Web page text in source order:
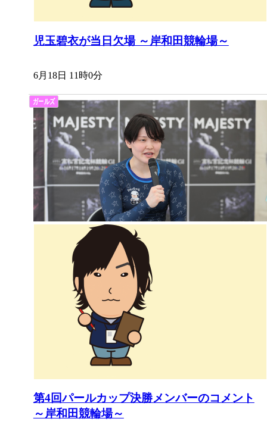
児玉碧衣が当日欠場 ～岸和田競輪場～
6月18日 11時0分
第4回パールカップ決勝メンバーのコメント
～岸和田競輪場～